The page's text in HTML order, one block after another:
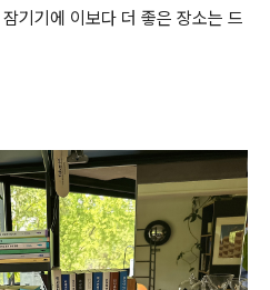
기기에 이보다 더 좋은 장소는 드